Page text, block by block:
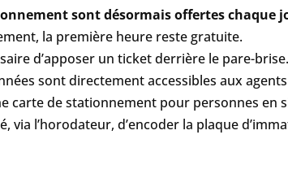
sont désormais offertes chaque
la première heure reste gratuite.
d’apposer un ticket derrière le pare-
sont directement accessibles aux
carte de stationnement pour personnes
l’horodateur, d’encoder la plaque